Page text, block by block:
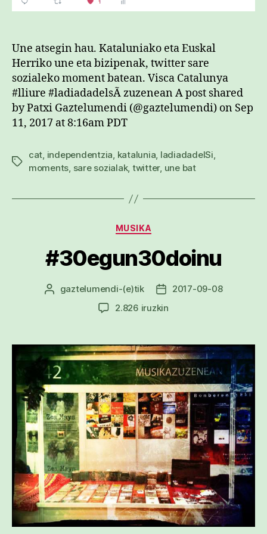
Une atsegin hau. Kataluniako eta Euskal
Herriko une eta bizipenak, twitter sare
sozialeko moment batean. Visca Catalunya
#lliure #ladiadadelsÃ­ zuzenean A post shared
by Patxi Gaztelumendi (@gaztelumendi) on Sep
11, 2017 at 8:16am PDT
Etiketak
cat, independentzia, katalunia, ladiadadelSi,
moments, sare sozialak, twitter, une bat
Kategoriak
MUSIKA
#30egun30doinu
Argitalpenaren
gaztelumendi-(e)tik
Argitalpenaren
data
2017-09-08
2.826 iruzkin#30egun30doinu